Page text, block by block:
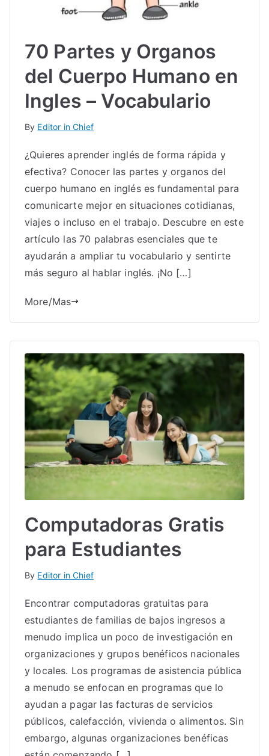
70 Partes y Organos
del Cuerpo Humano en
Ingles – Vocabulario
By Editor in Chief
¿Quieres aprender inglés de forma rápida y
efectiva? Conocer las partes y organos del
cuerpo humano en inglés es fundamental para
comunicarte mejor en situaciones cotidianas,
viajes o incluso en el trabajo. Descubre en este
artículo las 70 palabras esenciales que te
ayudarán a ampliar tu vocabulario y sentirte
más seguro al hablar inglés. ¡No […]
More/Mas
Computadoras Gratis
para Estudiantes
By Editor in Chief
Encontrar computadoras gratuitas para
estudiantes de familias de bajos ingresos a
menudo implica un poco de investigación en
organizaciones y grupos benéficos nacionales
y locales. Los programas de asistencia pública
a menudo se enfocan en programas que lo
ayudan a pagar las facturas de servicios
públicos, calefacción, vivienda o alimentos. Sin
embargo, algunas organizaciones benéficas